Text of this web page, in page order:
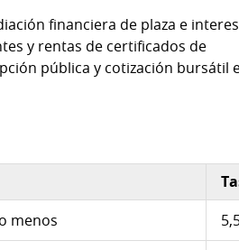
financiera de plaza e
y rentas de certificados de
pública y cotización bursátil
menos